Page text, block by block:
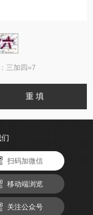
三加四=7
扫码加微信
移动端浏览
关注公众号